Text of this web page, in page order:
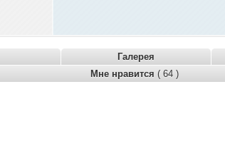
Галерея
Мне нравится ( 64 )